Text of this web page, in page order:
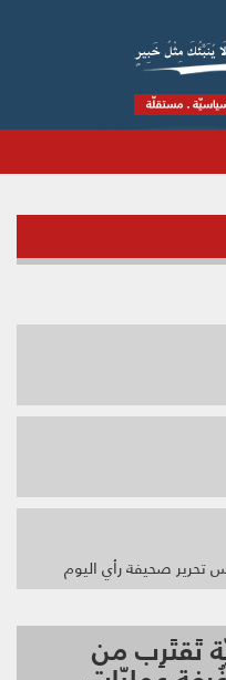
صحيفة رأي اليوم
تَقتَرِب من